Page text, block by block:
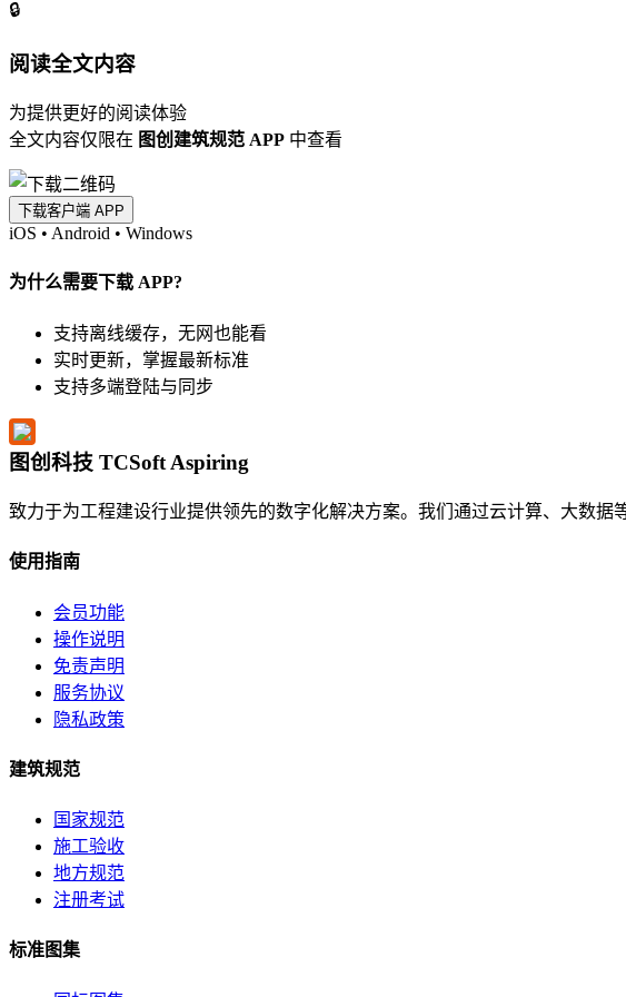
🔒
阅读全文内容
为提供更好的阅读体验
全文内容仅限在 图创建筑规范 APP 中查看
下载客户端 APP
iOS • Android • Windows
为什么需要下载 APP?
支持离线缓存，无网也能看
实时更新，掌握最新标准
支持多端登陆与同步
图创科技 TCSoft Aspiring
致力于为工程建设行业提供领先的数字化解决方案。我们通过云计算、大数据
使用指南
会员功能
操作说明
免责声明
服务协议
隐私政策
建筑规范
国家规范
施工验收
地方规范
注册考试
标准图集